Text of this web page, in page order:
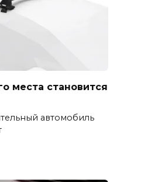
места становится
автомобиль